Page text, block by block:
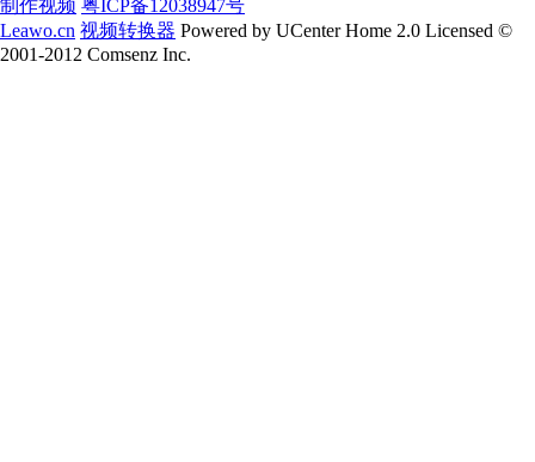
制作视频 粤ICP备12038947号
Leawo.cn 视频转换器 Powered by UCenter Home 2.0 Licensed ©
2001-2012 Comsenz Inc.